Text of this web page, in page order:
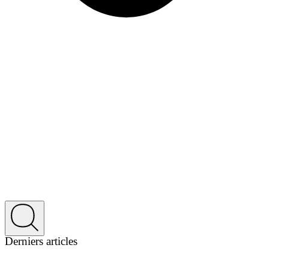
Derniers articles